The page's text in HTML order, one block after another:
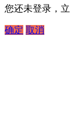
您还未登录，
确定 取消